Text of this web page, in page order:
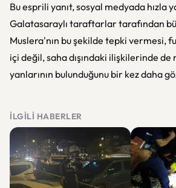
Bu esprili yanıt, sosyal medyada hızla
Galatasaraylı taraftarlar tarafından
Muslera'nın bu şekilde tepki vermesi,
içi değil, saha dışındaki ilişkilerinde
yanlarının bulunduğunu bir kez daha
İLGILI HABERLER